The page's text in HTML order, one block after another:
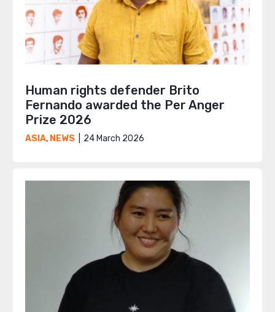
Human rights defender Brito
Fernando awarded the Per Anger
Prize 2026
ASIA, NEWS 24 March 2026